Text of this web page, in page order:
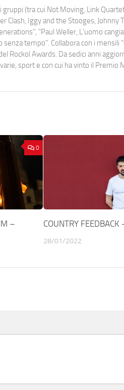
(tra cui Not Moving, Link
Clash, Iggy and the Stooges, Johnny
"Paul Weller, L’uomo
tempo". Collabora con i mensili
Rockol Awards. Da sedici anni
sport e con cui ha vinto il Premio
0
–
COUNTRY
28/01/2022